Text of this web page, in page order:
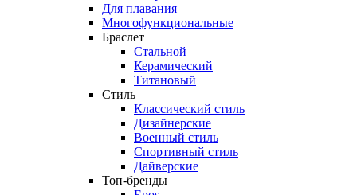
Для плавания
Многофункциональные
Браслет
Стальной
Керамический
Титановый
Стиль
Классический стиль
Дизайнерские
Военный стиль
Спортивный стиль
Дайверские
Топ-бренды